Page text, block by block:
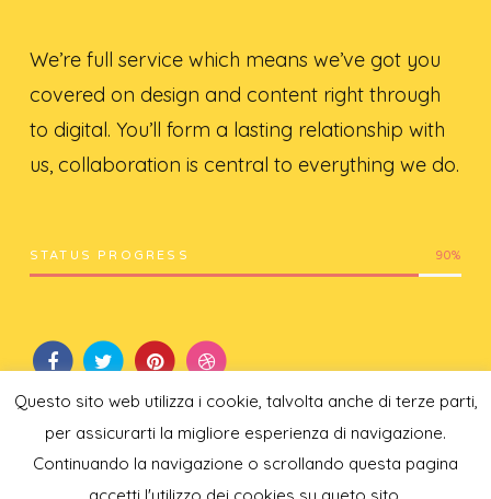
We’re full service which means we’ve got you
covered on design and content right through
to digital. You’ll form a lasting relationship with
us, collaboration is central to everything we do.
STATUS PROGRESS 90%
Questo sito web utilizza i cookie, talvolta anche di terze parti,
per assicurarti la migliore esperienza di navigazione.
Continuando la navigazione o scrollando questa pagina